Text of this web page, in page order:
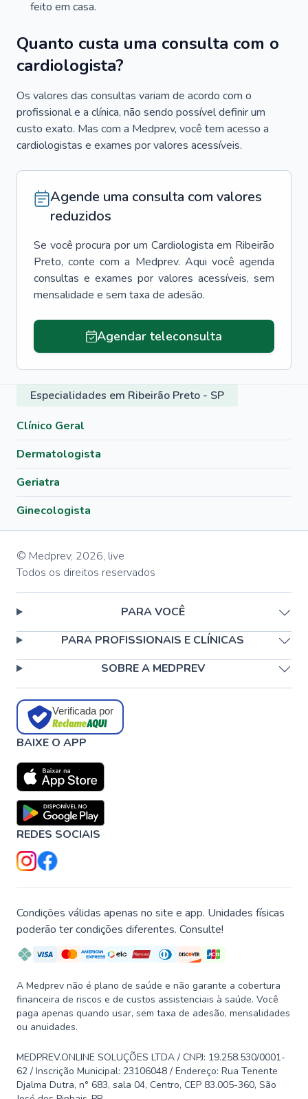
feito em casa.
Quanto custa uma consulta com o
cardiologista?
Os valores das consultas variam de acordo com o
profissional e a clínica, não sendo possível definir um
custo exato. Mas com a Medprev, você tem acesso a
cardiologistas e exames por valores acessíveis.
Agende uma consulta com valores
reduzidos
Se você procura por um Cardiologista em Ribeirão
Preto, conte com a Medprev. Aqui você agenda
consultas e exames por valores acessíveis, sem
mensalidade e sem taxa de adesão.
Agendar teleconsulta
Especialidades em Ribeirão Preto - SP
Clínico Geral
Dermatologista
Geriatra
Ginecologista
© Medprev, 2026, live
Todos os direitos reservados
PARA VOCÊ
PARA PROFISSIONAIS E CLÍNICAS
SOBRE A MEDPREV
Verificada por
BAIXE O APP
REDES SOCIAIS
Condições válidas apenas no site e app. Unidades físicas
poderão ter condições diferentes. Consulte!
A Medprev não é plano de saúde e não garante a cobertura
financeira de riscos e de custos assistenciais à saúde. Você
paga apenas quando usar, sem taxa de adesão, mensalidades
ou anuidades.
MEDPREV.ONLINE SOLUÇÕES LTDA / CNPJ: 19.258.530/0001-
62 / Inscrição Municipal: 23106048 / Endereço: Rua Tenente
Djalma Dutra, n° 683, sala 04, Centro, CEP 83.005-360, São